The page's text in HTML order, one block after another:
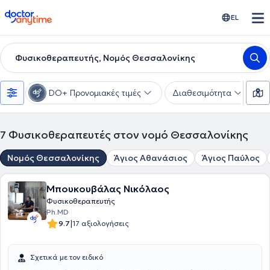
doctoranytime EL
Φυσικοθεραπευτής, Νομός Θεσσαλονίκης
DO+ Προνομιακές τιμές Διαθεσιμότητα
7 Φυσικοθεραπευτές στον νομό Θεσσαλονίκης
Νομός Θεσσαλονίκης Άγιος Αθανάσιος Άγιος Παύλος
Μπουκουβάλας Νικόλαος
Φυσικοθεραπευτής
Ph.MD
9.7|17 αξιολογήσεις
Σχετικά με τον ειδικό